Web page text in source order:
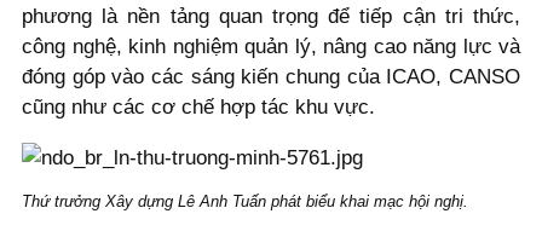
phương là nền tảng quan trọng để tiếp cận tri thức,
công nghệ, kinh nghiệm quản lý, nâng cao năng lực và
đóng góp vào các sáng kiến chung của ICAO, CANSO
cũng như các cơ chế hợp tác khu vực.
Thứ trưởng Xây dựng Lê Anh Tuấn phát biểu khai mạc hội nghị.